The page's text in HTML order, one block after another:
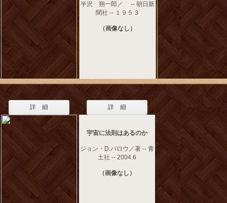
半沢 朔一郎／ -- 朝日新
聞社 -- １９５３
（画像なし）
詳 細 詳 細
宇宙に法則はあるのか
ジョン・D.バロウ／著 -- 青
土社 -- 2004.6
（画像なし）